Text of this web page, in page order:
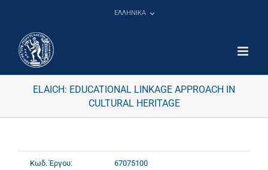
ΕΛΛΗΝΙΚΑ
ELAICH: EDUCATIONAL LINKAGE APPROACH IN
CULTURAL HERITAGE
Κωδ. Έργου: 67075100